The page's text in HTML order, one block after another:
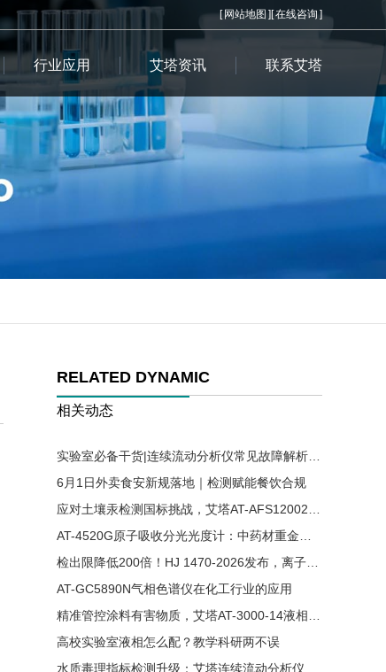
[网站地图 ][在线咨询]
行业应用 艾塔资讯 联系艾塔
RELATED DYNAMIC
相关动态
6月1日外卖食安新规落地｜检测赋能餐饮合规
AT-GC5890N气相色谱仪在化工行业的应用
高校实验室液相怎么配？教学科研两不误